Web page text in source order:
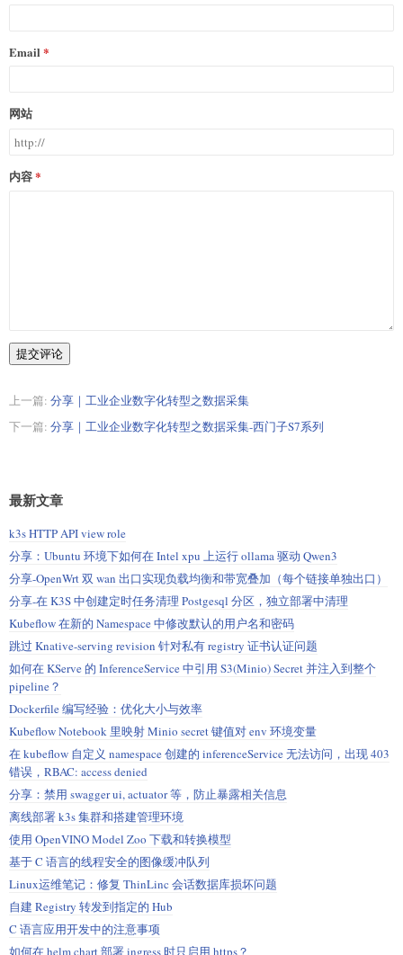
Email
网站
内容
提交评论
上一篇: 分享｜工业企业数字化转型之数据采集
下一篇: 分享｜工业企业数字化转型之数据采集-西门子S7系列
最新文章
k3s HTTP API view role
分享：Ubuntu 环境下如何在 Intel xpu 上运行 ollama 驱动 Qwen3
分享-OpenWrt 双 wan 出口实现负载均衡和带宽叠加（每个链接单独出口）
分享-在 K3S 中创建定时任务清理 Postgesql 分区，独立部署中清理
Kubeflow 在新的 Namespace 中修改默认的用户名和密码
跳过 Knative-serving revision 针对私有 registry 证书认证问题
如何在 KServe 的 InferenceService 中引用 S3(Minio) Secret 并注入到整个
pipeline？
Dockerfile 编写经验：优化大小与效率
Kubeflow Notebook 里映射 Minio secret 键值对 env 环境变量
在 kubeflow 自定义 namespace 创建的 inferenceService 无法访问，出现 403
错误，RBAC: access denied
分享：禁用 swagger ui, actuator 等，防止暴露相关信息
离线部署 k3s 集群和搭建管理环境
使用 OpenVINO Model Zoo 下载和转换模型
基于 C 语言的线程安全的图像缓冲队列
Linux运维笔记：修复 ThinLinc 会话数据库损坏问题
自建 Registry 转发到指定的 Hub
C 语言应用开发中的注意事项
如何在 helm chart 部署 ingress 时只启用 https？